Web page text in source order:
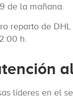
de la mañana.
reparto de
h.
líderes en el